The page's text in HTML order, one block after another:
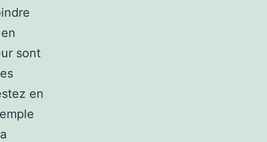
sont
en